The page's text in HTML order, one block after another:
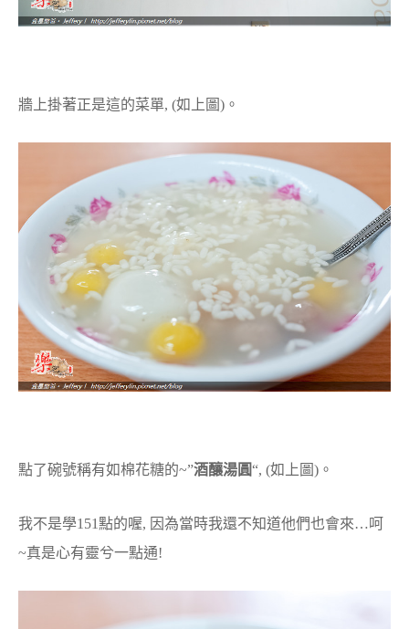
牆上掛著正是這的菜單, (如上圖)。
點了碗號稱有如棉花糖的~”酒釀湯圓“, (如上圖)。
我不是學151點的喔, 因為當時我還不知道他們也會來…呵
~真是心有靈兮一點通!